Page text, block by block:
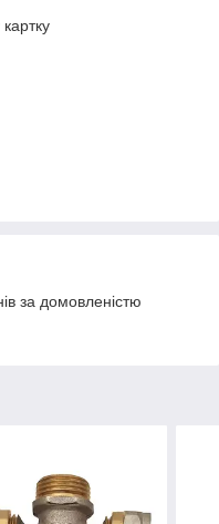
за домовленістю